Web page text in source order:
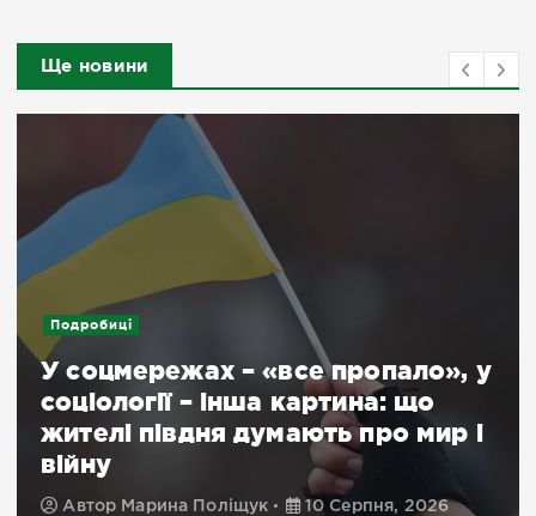
Ще новини
Подробиці
У соцмережах – «все пропало», у
соціології – інша картина: що
жителі півдня думають про мир і
війну
Автор Марина Поліщук 10 Серпня, 2026